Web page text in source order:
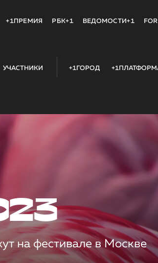
+1ПРЕМИЯ РБК+1 ВЕДОМОСТИ+1
УЧАСТНИКИ +1ГОРОД
на фестивале в Москве